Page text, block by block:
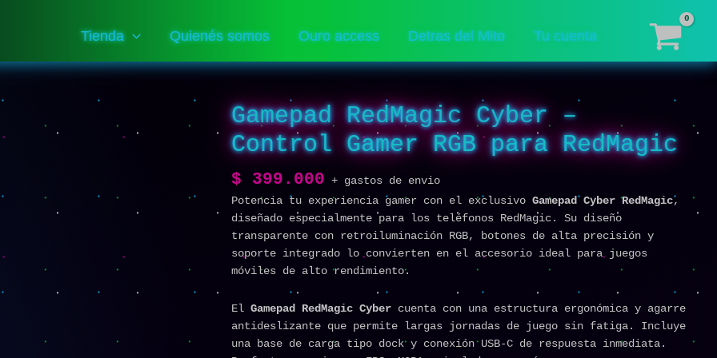
Tienda Quienés somos Ouro access Detras del Mito Tu cuenta
Gamepad RedMagic Cyber –
Control Gamer RGB para RedMagic
$ 399.000 + gastos de envio
Potencia tu experiencia gamer con el exclusivo Gamepad Cyber RedMagic,
diseñado especialmente para los teléfonos RedMagic. Su diseño
transparente con retroiluminación RGB, botones de alta precisión y
soporte integrado lo convierten en el accesorio ideal para juegos
móviles de alto rendimiento.
El Gamepad RedMagic Cybercuenta con una estructura ergonómica y agarre
antideslizante que permite largas jornadas de juego sin fatiga. Incluye
una base de carga tipo dock y conexión USB-C de respuesta inmediata.
Gamepad
RedMagic
Cyber
Control
Gamer
RGB
para
RedMagic
cantidad
Gamer
para
cantidad